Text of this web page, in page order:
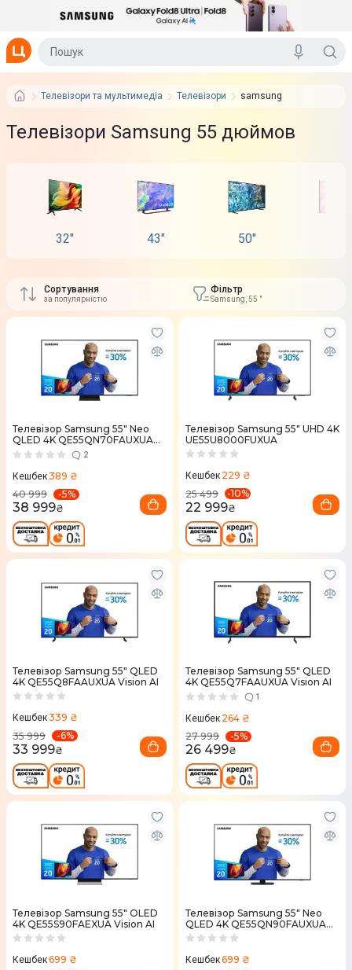
Телевізори та мультимедіа Телевізори samsung
Телевізори Samsung 55 дюймов
32" 43" 50"
Сортування
за популярністю
Фільтр
Samsung, 55 "
Телевізор Samsung 55" Neo
QLED 4K QE55QN70FAUXUA
MiniLED Vision AI
2
Кешбек389 ₴
40 999
-5%
38 999₴
Телевізор Samsung 55" UHD 4K
UE55U8000FUXUA
Кешбек 229 ₴
25 499
-10%
22 999₴
Телевізор Samsung 55" QLED
4K QE55Q8FAAUXUA Vision AI
Кешбек339 ₴
35 999
-6%
33 999₴
Телевізор Samsung 55" QLED
4K QE55Q7FAAUXUA Vision AI
1
Кешбек 264 ₴
27 999
-5%
26 499₴
Телевізор Samsung 55" OLED
4K QE55S90FAEXUA Vision AI
Кешбек699 ₴
Телевізор Samsung 55" Neo
QLED 4K QE55QN90FAUXUA
MiniLED Vision AI
Кешбек699 ₴